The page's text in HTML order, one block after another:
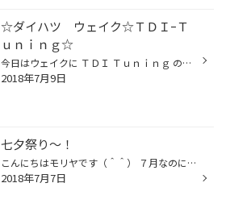
☆ダイハツ ウェイク☆ＴＤＩｰＴ
ｕｎｉｎｇ☆
今日はウェイクに ＴＤＩ Ｔｕｎｉｎｇ のチューニングボックスの取付をしました。 こちらの商品は「燃料供給」や「ブースト」を調整・最適化する商品です。 メインのコンピューターに手を加えずにサブのコンピューターとしての役割をしてくれます（＾＾） ちょっと狭くて手が入らないのでインター...
2018年7月9日
七夕祭り～！
こんにちはモリヤです（＾＾） ７月なのに寒い。 今日はみんなジャンパー着用です（笑） さて～～ 寒いですが今日は七夕ですね。 この天気で織姫と彦星は会えるのでしょうか・・・ 会えるといいですねって去年も一昨年も書いた気がする・・・（笑） 今年もお菓子用意して待ってますよ（＾＾） 桔梗...
2018年7月7日